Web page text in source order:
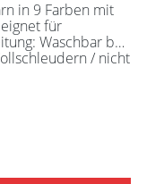
für
/ nicht